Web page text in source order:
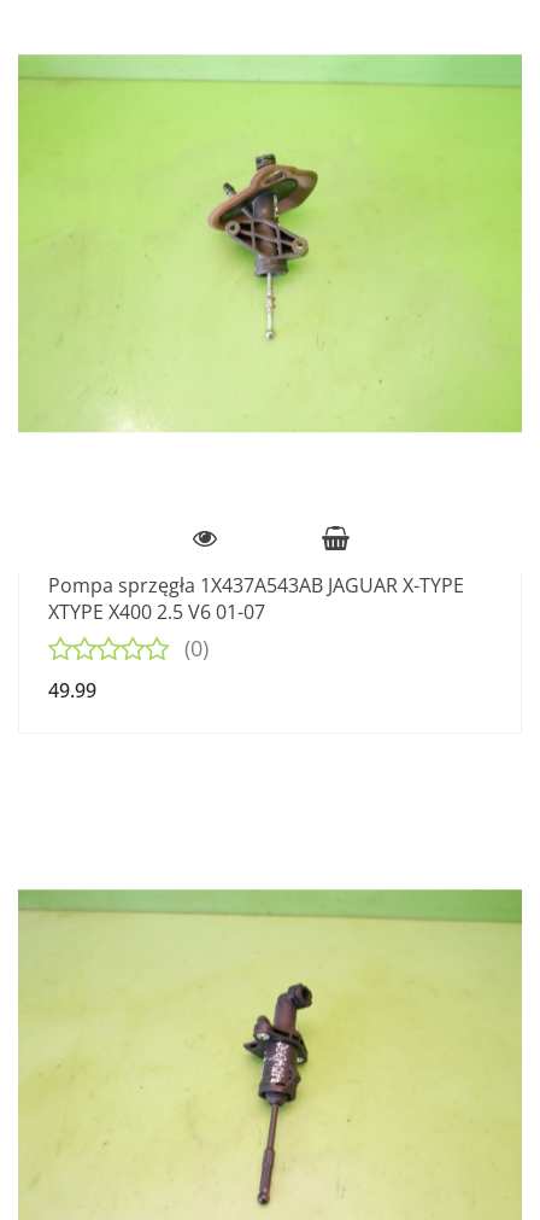
Pompa sprzęgła 1X437A543AB JAGUAR X-TYPE
XTYPE X400 2.5 V6 01-07
(0)
49.99